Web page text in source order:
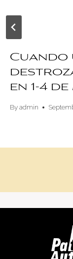
Cuando
en 1-4
Byadmin